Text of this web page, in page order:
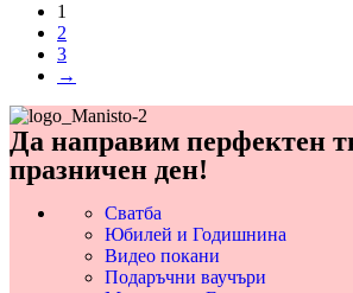
1
2
3
→
Да направим перфектен
празничен ден!
Сватба
Юбилей и Годишнина
Видео покани
Подаръчни ваучъри